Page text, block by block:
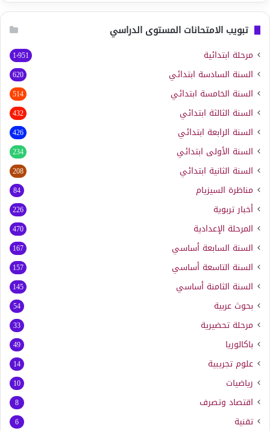
تبويب الامتحانات المستوى الدراسي
مرحلة ابتدائية 1٬951
السنة السادسة ابتدائي 620
السنة الخامسة ابتدائي 514
السنة الثالثة ابتدائي 432
السنة الرابعة ابتدائي 426
السنة الأولى ابتدائي 234
السنة الثانية ابتدائي 208
مناظرة السيزيام 84
أخبار تربوية 226
المرحلة الإعدادية 470
السنة السابعة أساسي 167
السنة التاسعة أساسي 157
السنة الثامنة أساسي 145
بحوث عربية 54
مرحلة تحضيرية 33
باكالوريا 49
علوم تجريبية 14
رياضيات 10
اقتصاد وتصرف 8
تقنية 6